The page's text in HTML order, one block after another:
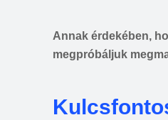
Annak érdekében,
megpróbáljuk